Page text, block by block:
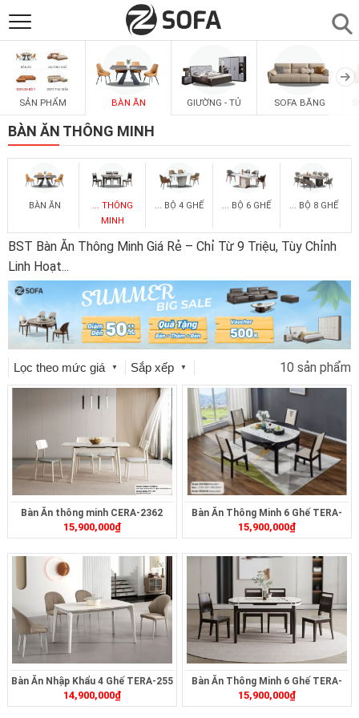
SẢN PHẨM
SOFAS
PHÒNG ĂN
PHÒNG NGỦ
PHÒNG KHÁCH
LIÊN HỆ
SẢN PHẨM BÀN ĂN GIƯỜNG - TỦ SOFA BĂNG
BÀN ĂN THÔNG MINH
BÀN ĂN
... THÔNG
MINH
... BỘ 4 GHẾ ... BỘ 6 GHẾ ... BỘ 8 GHẾ
BST Bàn Ăn Thông Minh Giá Rẻ – Chỉ Từ 9 Triệu, Tùy Chỉnh
Linh Hoạt...
Lọc theo mức giá ▼ Sắp xếp ▼ 10 sản phẩm
Bàn Ăn thông minh CERA-2362
15,900,000₫
Bàn Ăn Thông Minh 6 Ghế TERA-
260
15,900,000₫
Bàn Ăn Nhập Khẩu 4 Ghế TERA-255
14,900,000₫
Bàn Ăn Thông Minh 6 Ghế TERA-
261
15,900,000₫